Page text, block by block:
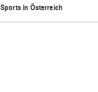
Sports in Österreich